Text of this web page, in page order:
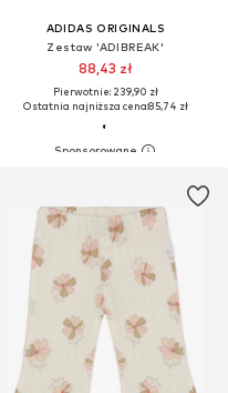
ADIDAS ORIGINALS
Zestaw 'ADIBREAK'
88,43 zł
Pierwotnie: 239,90 zł
Ostatnia najniższa cena:85,74 zł